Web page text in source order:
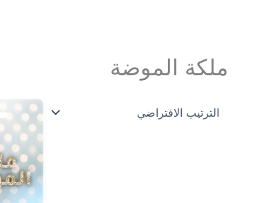
ملكة الموضة